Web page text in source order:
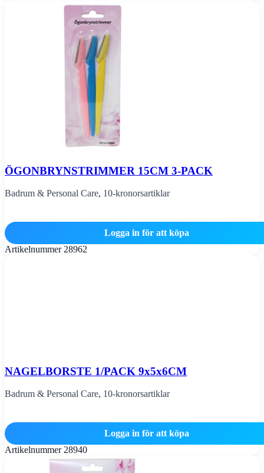
ÖGONBRYNSTRIMMER 15CM 3-PACK
Badrum & Personal Care, 10-kronorsartiklar
Logga in för att köpa
Artikelnummer 28962
NAGELBORSTE 1/PACK 9x5x6CM
Badrum & Personal Care, 10-kronorsartiklar
Logga in för att köpa
Artikelnummer 28940